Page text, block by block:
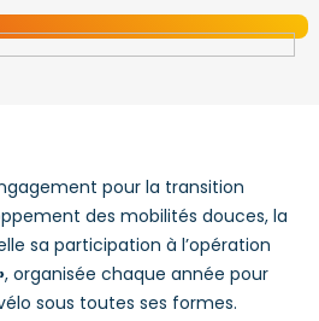
pour la transition
des mobilités douces, la
sa participation à l’opération
, organisée chaque année pour
sous toutes ses formes.